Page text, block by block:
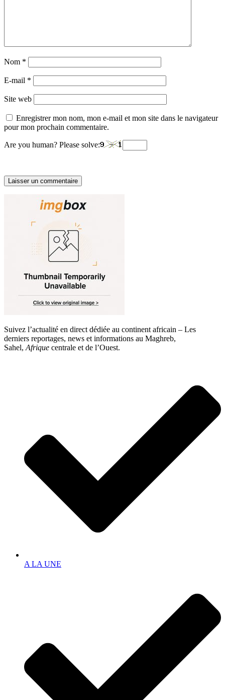
Nom *
E-mail *
Site web
Enregistrer mon nom, mon e-mail et mon site dans le navigateur
pour mon prochain commentaire.
Are you human? Please solve:
Suivez l’actualité en direct dédiée au continent africain – Les
derniers reportages, news et informations au Maghreb,
Sahel, Afrique centrale et de l’Ouest.
A LA UNE